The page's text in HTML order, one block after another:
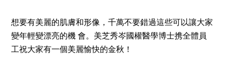
想要有美麗的肌膚和形像，千萬不要錯過這些可以讓大家
變年輕變漂亮的機 會。美芝秀岑國權醫學博士携全體員
工祝大家有一個美麗愉快的金秋！